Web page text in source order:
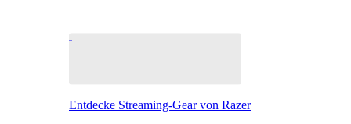
Entdecke Streaming-Gear von Razer